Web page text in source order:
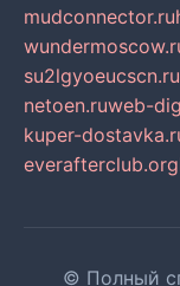
mudconnector.ru
su2lgyoeucscn.ru
netoen.ruweb-
kuper-
everafterclub.org
© Полный